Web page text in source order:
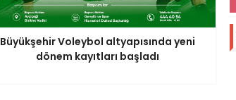
Büyükşehir Voleybol altyapısında yeni
dönem kayıtları başladı